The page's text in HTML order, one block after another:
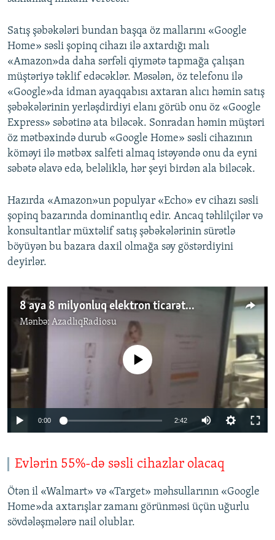
Satış şəbəkələri bundan başqa öz mallarını «Google
Home» səsli şopinq cihazı ilə axtardığı malı
«Amazon»da daha sərfəli qiymətə tapmağa çalışan
müştəriyə təklif edəcəklər. Məsələn, öz telefonu ilə
«Google»da idman ayaqqabısı axtaran alıcı həmin satış
şəbəkələrinin yerləşdirdiyi elanı görüb onu öz «Google
Express» səbətinə ata biləcək. Sonradan həmin müştəri
öz mətbəxində durub «Google Home» səsli cihazının
köməyi ilə mətbəx salfeti almaq istəyəndə onu da eyni
səbətə əlavə edə, beləliklə, hər şeyi birdən ala biləcək.
Hazırda «Amazon»un populyar «Echo» ev cihazı səsli
şopinq bazarında dominantlıq edir. Ancaq təhlilçilər və
konsultantlar müxtəlif satış şəbəkələrinin sürətlə
böyüyən bu bazara daxil olmağa səy göstərdiyini
deyirlər.
8 aya 8 milyonluq elektron ticarət...
Mənbə: AzadlıqRadiosu
No media source currently available
0:00 2:42
Evlərin 55%-də səsli cihazlar olacaq
Ötən il «Walmart» və «Target» məhsullarının «Google
Home»da axtarışlar zamanı görünməsi üçün uğurlu
sövdələşmələrə nail olublar.